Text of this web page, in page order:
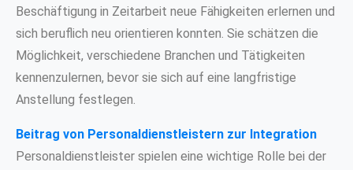
Beschäftigung in Zeitarbeit neue Fähigkeiten erlernen und
sich beruflich neu orientieren konnten. Sie schätzen die
Möglichkeit, verschiedene Branchen und Tätigkeiten
kennenzulernen, bevor sie sich auf eine langfristige
Anstellung festlegen.
Beitrag von Personaldienstleistern zur Integration
Personaldienstleister spielen eine wichtige Rolle bei der